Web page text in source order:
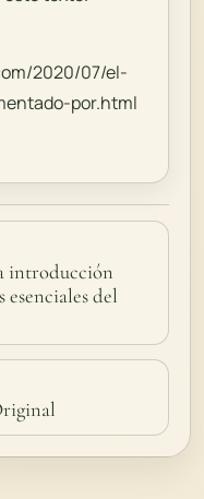
2020/07/el-
por.html
introducción
esenciales del